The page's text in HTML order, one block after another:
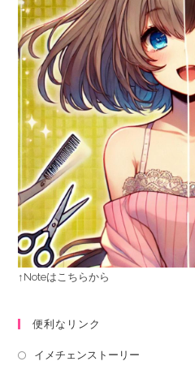
↑Noteはこちらから
便利なリンク
イメチェンストーリー